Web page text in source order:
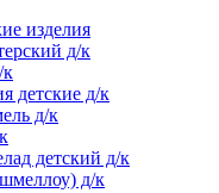
изделия
д/к
детские д/к
д/к
детский д/к
д/к